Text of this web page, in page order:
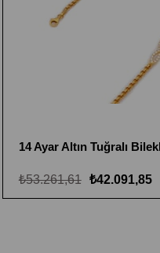
14 Ayar Altın Tuğralı
₺42.091,85
₺53.261,61